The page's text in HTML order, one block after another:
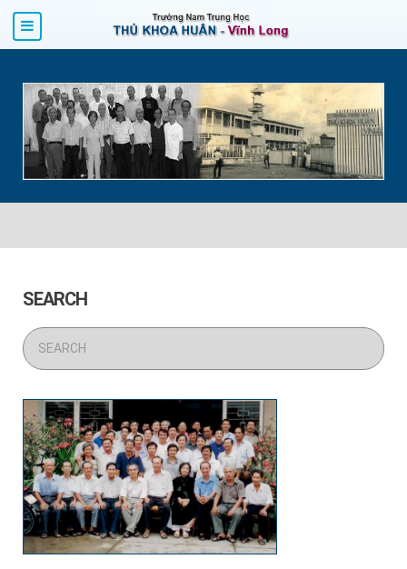
SEARCH